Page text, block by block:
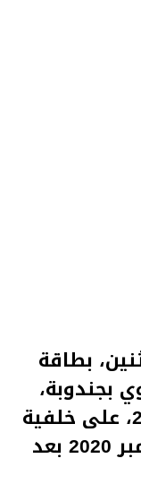
بطاقة
بجندوبة،
والذي تم إيقافه صحبة عامل ثان يوم الجمعة 4 ديسمبر 2020، على خلفية
وفاة الطبيب الشاب بدر الدين العلوي يوم الخميس 03 ديسمبر 2020 بعد